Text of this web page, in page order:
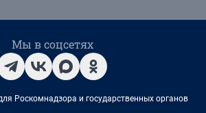
Мы в соцсетях
Роскомнадзора и государственных органов